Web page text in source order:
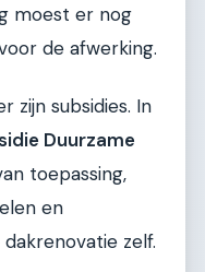
moest er nog
de afwerking.
zijn subsidies. In
Duurzame
toepassing,
en
zelf.